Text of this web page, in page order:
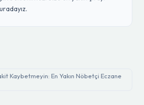
Kaybetmeyin: En Yakın Nöbetçi Eczane